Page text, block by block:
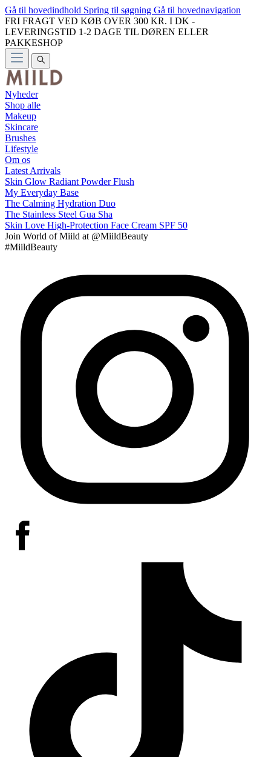
Gå til hovedindhold Spring til søgning Gå til hovednavigation
FRI FRAGT VED KØB OVER 300 KR. I DK -
LEVERINGSTID 1-2 DAGE TIL DØREN ELLER
PAKKESHOP
Nyheder
Shop alle
Makeup
Skincare
Brushes
Lifestyle
Om os
Latest Arrivals
Skin Glow Radiant Powder Flush
My Everyday Base
The Calming Hydration Duo
The Stainless Steel Gua Sha
Skin Love High-Protection Face Cream SPF 50
Join World of Miild at @MiildBeauty
#MiildBeauty